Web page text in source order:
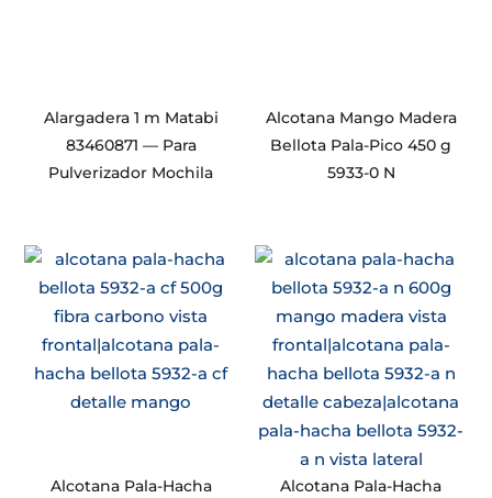
Alargadera 1 m Matabi
83460871 — Para
Pulverizador Mochila
Alcotana Mango Madera
Bellota Pala-Pico 450 g
5933-0 N
Alcotana Pala-Hacha
Alcotana Pala-Hacha